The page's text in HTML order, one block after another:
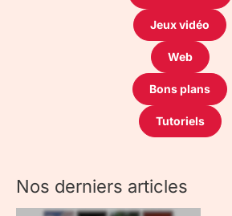
Jeux vidéo
Web
Bons plans
Tutoriels
Nos derniers articles